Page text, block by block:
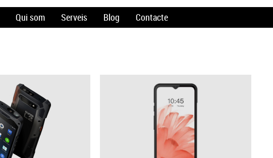
Qui som Serveis Blog Contacte